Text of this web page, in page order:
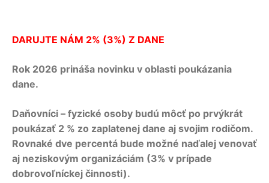
DARUJTE NÁM 2% (3%) Z DANE
Rok 2026 prináša novinku v oblasti poukázania
dane.
Daňovníci – fyzické osoby budú môcť po prvýkrát
poukázať 2 % zo zaplatenej dane aj svojim rodičom.
Rovnaké dve percentá bude možné naďalej venovať
aj neziskovým organizáciám (3% v prípade
dobrovoľníckej činnosti).